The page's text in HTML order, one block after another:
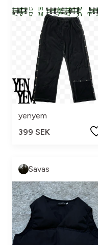
yenyem
399 SEK
Savas